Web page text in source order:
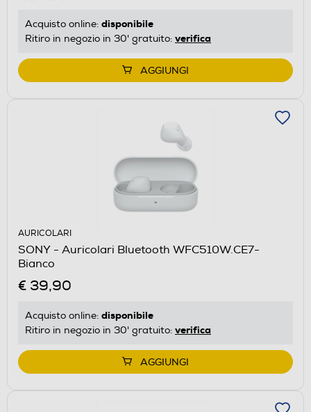
Acquisto online: disponibile
Ritiro in negozio in 30' gratuito: verifica
AGGIUNGI
AURICOLARI
SONY - Auricolari Bluetooth WFC510W.CE7-
Bianco
€ 39,90
Acquisto online: disponibile
Ritiro in negozio in 30' gratuito: verifica
AGGIUNGI